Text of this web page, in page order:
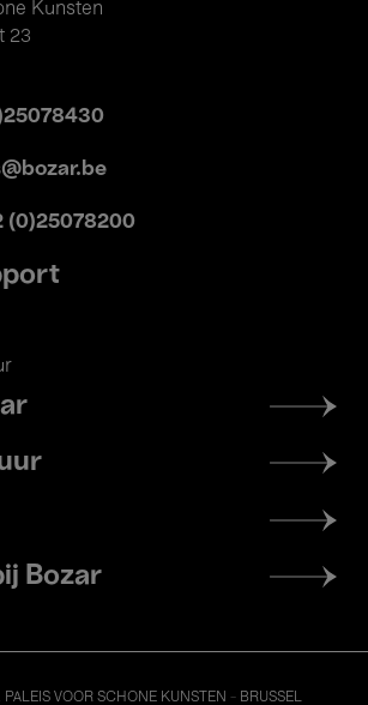
Kunsten
23
(0)25078200
Bozar
VOOR SCHONE KUNSTEN - BRUSSEL